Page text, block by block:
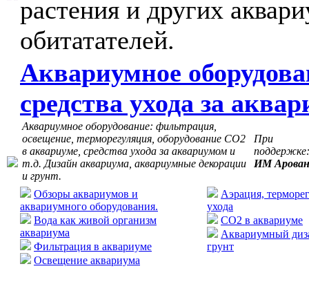
растения и других
обитатателей.
Аквариумное
средства ухода за
Аквариумное оборудование: фильтрация,
освещение, терморегуляция, оборудование СО2
в аквариуме, средства ухода за аквариумом и
т.д. Дизайн аквариума, аквариумные декорации
и грунт.
При
поддержке:
ИМ
Обзоры аквариумов и
аквариумного оборудования.
Вода как живой организм
аквариума
Фильтрация в аквариуме
Освещение аквариума
Аэрация,
ухода
CO2 в аквариуме
Аквариумный
грунт